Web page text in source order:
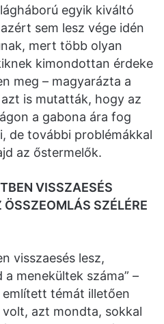
egyik kiváltó
sem lesz vége idén
mert több olyan
kimondottan érdeke
meg – magyarázta a
is mutatták, hogy az
a gabona ára fog
de további problémákkal
az őstermelők.
VISSZAESÉS
ÖSSZEOMLÁS SZÉLÉRE
visszaesés lesz,
menekültek száma” –
említett témát illetően
azt mondta, sokkal